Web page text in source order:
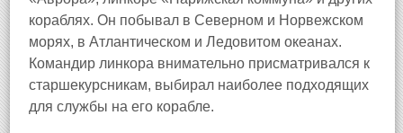
кораблях. Он побывал в Северном и Норвежском
морях, в Атлантическом и Ледовитом океанах.
Командир линкора внимательно присматривался к
старшекурсникам, выбирал наиболее подходящих
для службы на его корабле.